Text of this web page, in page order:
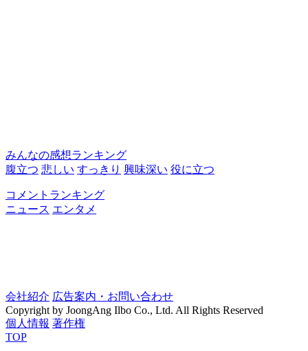
みんなの感想ランキング
腹立つ 悲しい すっきり 興味深い 役に立つ
コメントランキング
ニュース エンタメ
会社紹介 広告案内・お問い合わせ
Copyright by JoongAng Ilbo Co., Ltd. All Rights Reserved
個人情報 著作権
TOP